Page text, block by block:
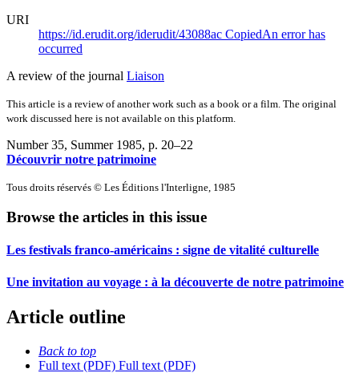
URI
https://id.erudit.org/iderudit/43088ac CopiedAn error has
occurred
A review of the journal Liaison
This article is a review of another work such as a book or a film. The original
work discussed here is not available on this platform.
Number 35, Summer 1985, p. 20–22
Découvrir notre patrimoine
Tous droits réservés © Les Éditions l'Interligne, 1985
Browse the articles in this issue
Les festivals franco-américains : signe de vitalité culturelle
Une invitation au voyage : à la découverte de notre patrimoine
Article outline
Back to top
Full text (PDF) Full text (PDF)